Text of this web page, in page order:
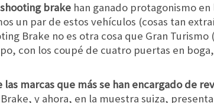
shooting brake han ganado protagonismo
un par de estos vehículos (cosas tan
Brake no es otra cosa que Gran
con los coupé de cuatro puertas en
las marcas que más se han encargado de
y ahora, en la muestra suiza,